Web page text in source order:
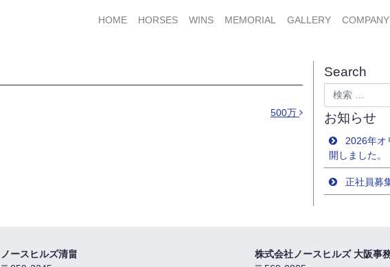
HOME
HORSES WINS MEMORIAL GALLERY COMPANY
500万
Search
検索
お知らせ
2026年オ
開しました。
正社員募
ノースヒルズ清畠
株式会社ノースヒルズ 大阪事